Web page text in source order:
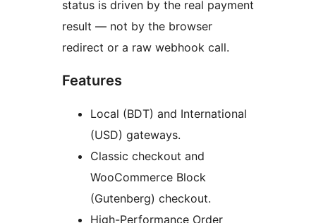
status is driven by the real payment
result — not by the browser
redirect or a raw webhook call.
Features
Local (BDT) and International
(USD) gateways.
Classic checkout and
WooCommerce Block
(Gutenberg) checkout.
High-Performance Order